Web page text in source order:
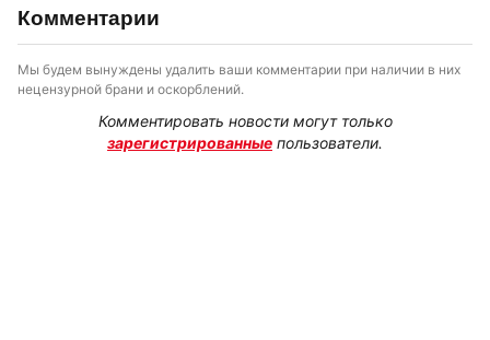
Комментарии
Мы будем вынуждены удалить ваши комментарии при наличии в них
нецензурной брани и оскорблений.
Комментировать новости могут только
зарегистрированные пользователи.